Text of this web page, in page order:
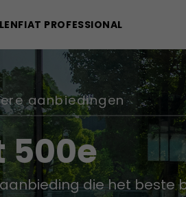
FIAT PROFESSIONAL
aanbiedingen
500e
die het beste